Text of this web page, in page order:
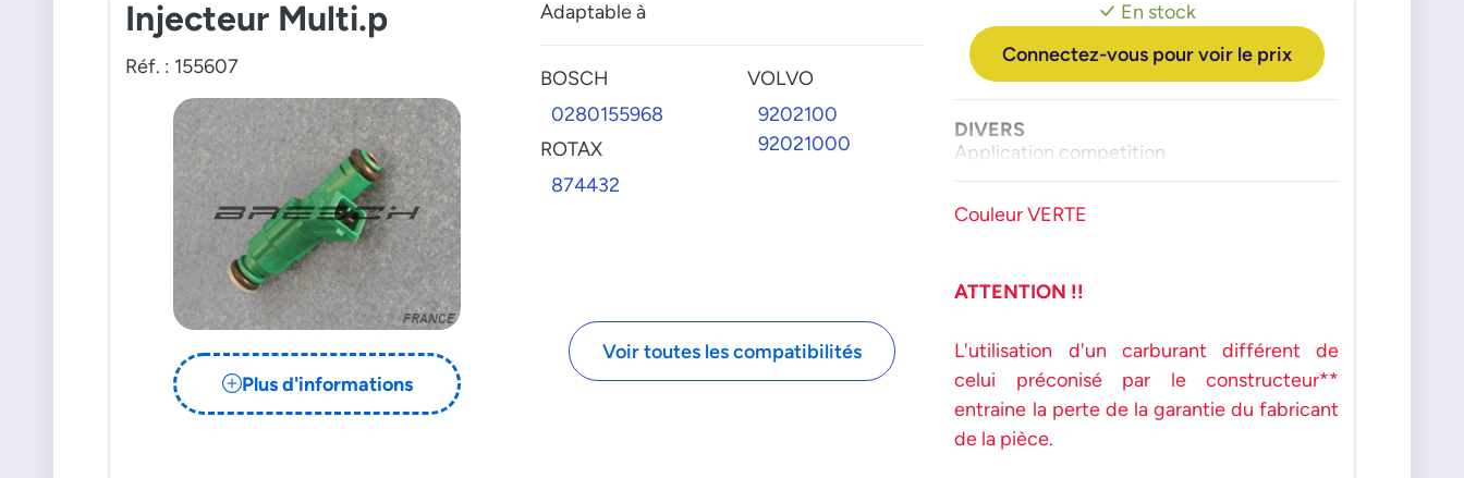
Injecteur Multi.p
Réf. : 155607
Plus d'informations
Adaptable à
BOSCH
0280155968
ROTAX
874432
VOLVO
9202100
92021000
Voir toutes les compatibilités
En stock
Connectez-vous pour voir le prix
DIVERS
Application competition
Couleur VERTE
ATTENTION !!
L'utilisation d'un carburant différent de
celui préconisé par le constructeur**
entraine la perte de la garantie du fabricant
de la pièce.